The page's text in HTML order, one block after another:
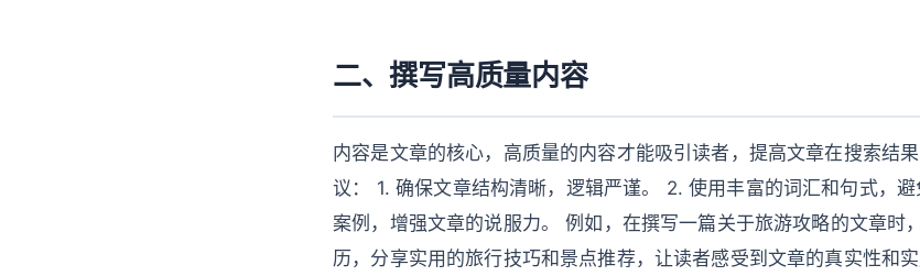
二、撰写高质量内容
内容是文章的核心，高质量的内容才能吸引读者，提高文章在搜索结
议： 1. 确保文章结构清晰，逻辑严谨。 2. 使用丰富的词汇和句式，
案例，增强文章的说服力。 例如，在撰写一篇关于旅游攻略的文章时
历，分享实用的旅行技巧和景点推荐，让读者感受到文章的真实性和实